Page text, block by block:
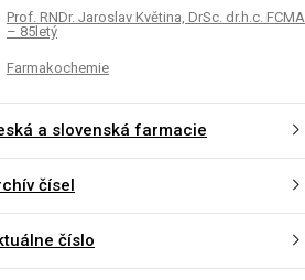
Prof. RNDr. Jaroslav Květina, DrSc. dr.h.c. FCMA
– 85letý
Farmakochemie
a slovenská farmacie
čísel
číslo